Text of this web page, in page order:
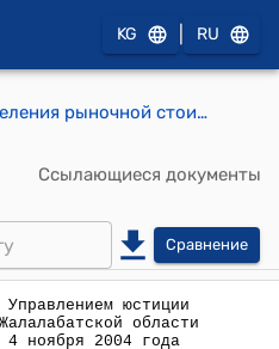
KG RU
Методика определения рыночной стоимости земельных участков в г.Майлуусуу (утверждена постановлением Майлуусууйским городским кенешем 28 октября 2003 года )
Ссылающиеся документы
Сравнение